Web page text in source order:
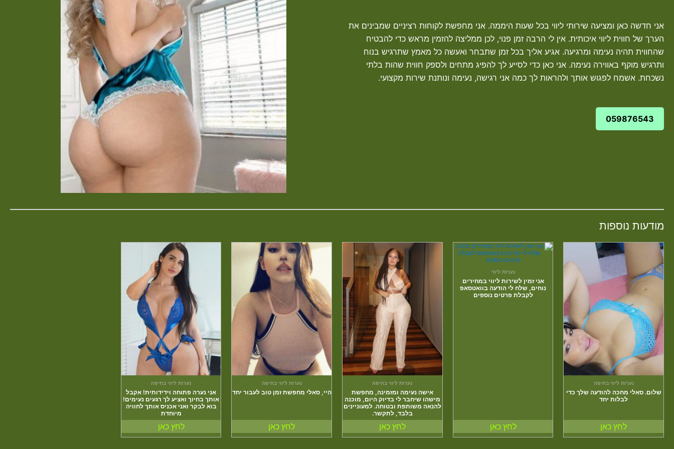
אני חדשה כאן ומציעה שירותי ליווי בכל שעות היממה. אני מחפשת לקוחות רציניים שמבינים את
הערך של חווית ליווי איכותית. אין לי הרבה זמן פנוי, לכן ממליצה להזמין מראש כדי להבטיח
שהחווית תהיה נעימה ומרגיעה. אגיע אליך בכל זמן שתבחר ואעשה כל מאמץ שתרגיש בנוח
ותרגיש מוקף באווירה נעימה. אני כאן כדי לסייע לך להפיג מתחים ולספק חווית שהות בלתי
נשכחת. אשמח לפגוש אותך ולהראות לך כמה אני רגישה, נעימה ונותנת שירות מקצועי.
059876543
מודעות נוספות
נערות ליווי בחיפה
שלום. סאלי מחכה להודעה שלך כדי
לבלות יחד
לחץ כאן
נערות ליווי
אני זמין לשירות ליווי במחירים
נוחים, שלח לי הודעה בוואטסאפ
לקבלת פרטים נוספים
לחץ כאן
נערות ליווי בחיפה
אישה נעימה ומזמינה, מחפשת
מישהו שיחבר לי בדיוק היום, מוכנה
להנאה משותפת ובטוחה. למעוניינים
בלבד, לתקשר.
לחץ כאן
נערות ליווי בחיפה
היי, סאלי מחפשת זמן טוב לעבור יחד
לחץ כאן
נערות ליווי בחיפה
אני נערה פתוחה וידידותית! אקבל
אותך בחיוך ואציע לך רגעים נעימים!
בוא לבקר ואני אכניס אותך לחוויה
מיוחדת
לחץ כאן